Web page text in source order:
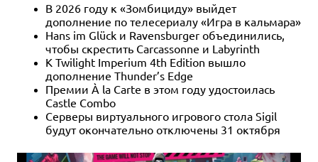
В 2026 году к «Зомбициду» выйдет
дополнение по телесериалу «Игра в кальмара»
Hans im Glück и Ravensburger объединились,
чтобы скрестить Carcassonne и Labyrinth
К Twilight Imperium 4th Edition вышло
дополнение Thunder’s Edge
Премии À la Carte в этом году удостоилась
Castle Combo
Серверы виртуального игрового стола Sigil
будут окончательно отключены 31 октября